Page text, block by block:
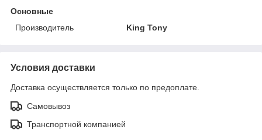
Основные
Производитель
King Tony
Условия доставки
Доставка осуществляется только по предоплате.
Самовывоз
Транспортной компанией